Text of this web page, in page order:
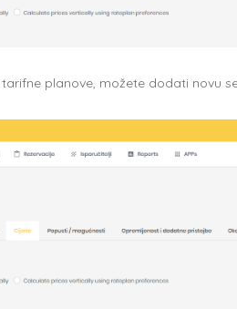
planove, možete dodati novu